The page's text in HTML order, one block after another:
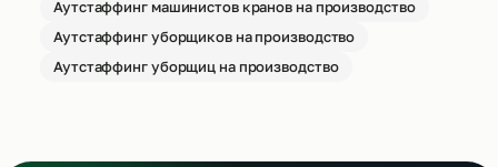
Аутстаффинг машинистов кранов на производство
Аутстаффинг уборщиков на производство
Аутстаффинг уборщиц на производство